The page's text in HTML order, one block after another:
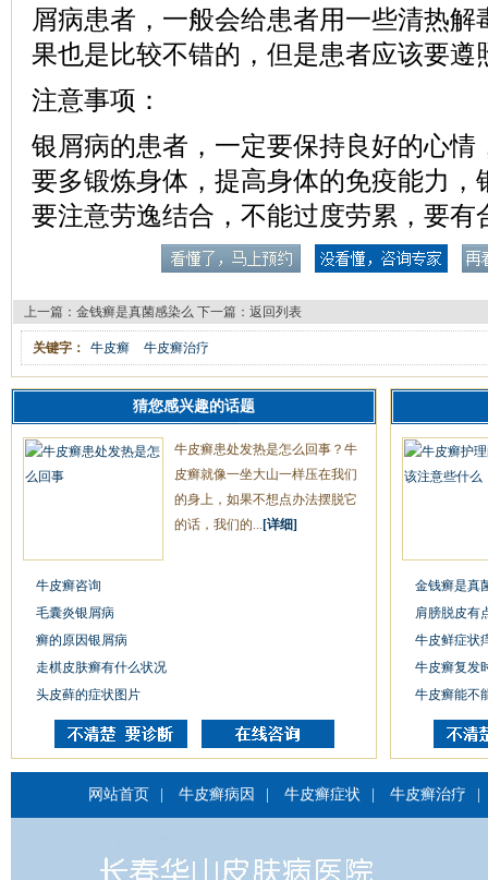
屑病患者，一般会给患者用一些清热解
果也是比较不错的，但是患者应该要遵
注意事项：
银屑病的患者，一定要保持良好的心情
要多锻炼身体，提高身体的免疫能力，
要注意劳逸结合，不能过度劳累，要有
上一篇： 金钱癣是真菌感染么 下一篇： 返回列表
关键字： 牛皮癣 牛皮癣治疗
猜您感兴趣的话题
牛皮癣患处发热是怎么回事？牛
皮癣就像一坐大山一样压在我们
的身上，如果不想点办法摆脱它
的话，我们的... [详细]
牛皮癣咨询
毛囊炎银屑病
癣的原因银屑病
走棋皮肤癣有什么状况
头皮藓的症状图片
金钱癣是真
肩膀脱皮有
牛皮鲜症状
牛皮癣复发
牛皮癣能不
网站首页 牛皮癣病因 牛皮癣症状 牛皮癣治疗